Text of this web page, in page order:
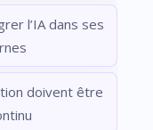
l’IA dans ses
doivent être